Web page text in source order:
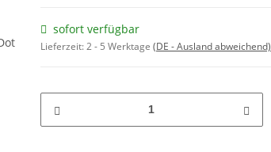
sofort verfügbar
Lieferzeit:2 - 5 Werktage (DE - Ausland abweichend)